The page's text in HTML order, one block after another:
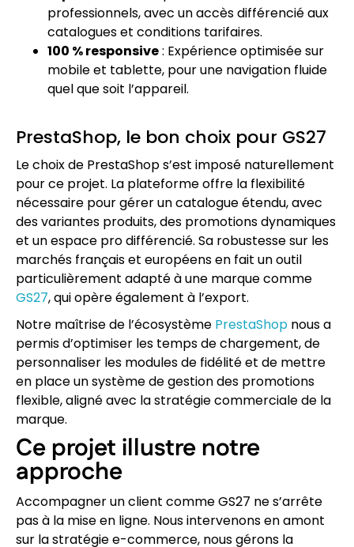
professionnels, avec un accès différencié aux
catalogues et conditions tarifaires.
100 % responsive: Expérience optimisée sur
mobile et tablette, pour une navigation fluide
quel que soit l’appareil.
PrestaShop, le bon choix pour GS27
Le choix de PrestaShop s’est imposé naturellement
pour ce projet. La plateforme offre la flexibilité
nécessaire pour gérer un catalogue étendu, avec
des variantes produits, des promotions dynamiques
et un espace pro différencié. Sa robustesse sur les
marchés français et européens en fait un outil
particulièrement adapté à une marque comme
GS27, qui opère également à l’export.
Notre maîtrise de l’écosystème PrestaShop nous a
permis d’optimiser les temps de chargement, de
personnaliser les modules de fidélité et de mettre
en place un système de gestion des promotions
flexible, aligné avec la stratégie commerciale de la
marque.
Ce projet illustre notre
approche
Accompagner un client comme GS27 ne s’arrête
pas à la mise en ligne. Nous intervenons en amont
sur la stratégie e-commerce, nous gérons la